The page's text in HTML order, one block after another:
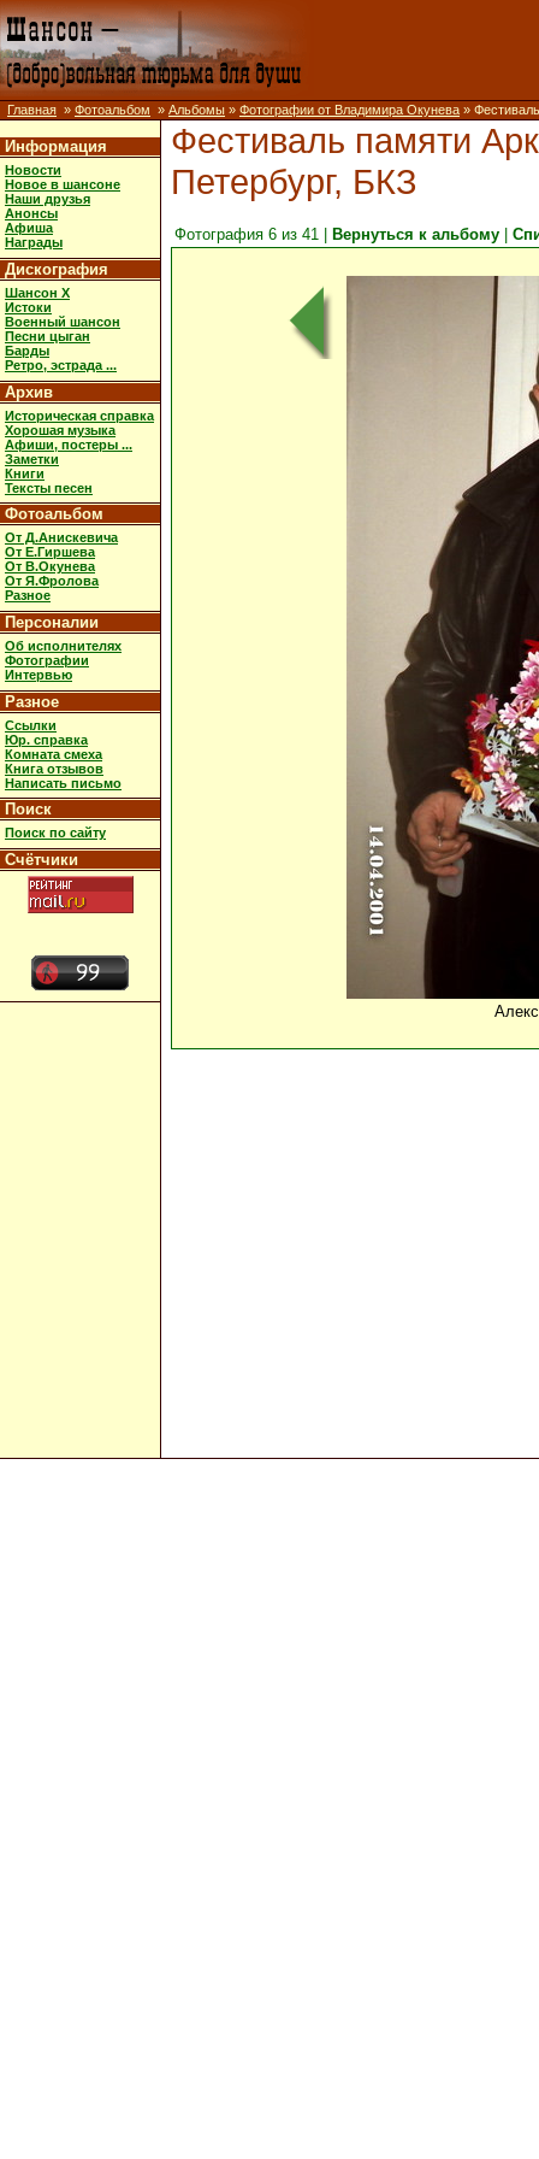
Главная » Фотоальбом » Альбомы » Фотографии от Владимира Окунева »
Информация
Новости
Новое в шансоне
Наши друзья
Анонсы
Афиша
Награды
Дискография
Шансон X
Истоки
Военный шансон
Песни цыган
Барды
Ретро, эстрада ...
Архив
Историческая справка
Хорошая музыка
Афиши, постеры ...
Заметки
Книги
Тексты песен
Фотоальбом
От Д.Анискевича
От Е.Гиршева
От В.Окунева
От Я.Фролова
Разное
Персоналии
Об исполнителях
Фотографии
Интервью
Разное
Ссылки
Юр. справка
Комната смеха
Книга отзывов
Написать письмо
Поиск
Поиск по сайту
Счётчики
Фестиваль памяти
Петербург, БКЗ
Фотография 6 из 41 | Вернуться к альбому